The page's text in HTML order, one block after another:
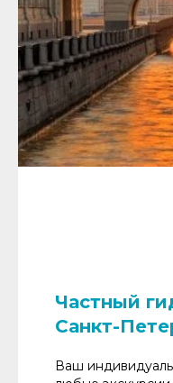
Частный
Санкт-
Ваш